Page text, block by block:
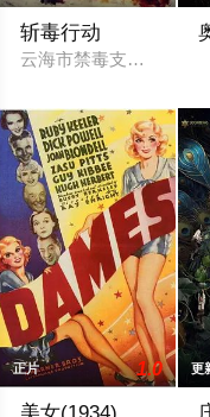
斩毒行动
云海市禁毒支队获悉东
正片 1.0 更